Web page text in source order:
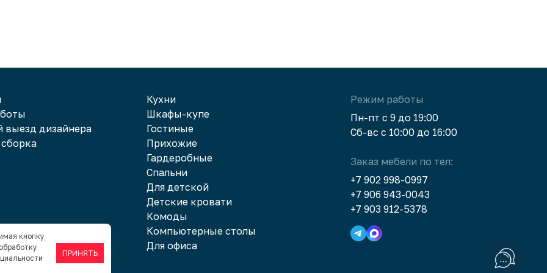
выезд дизайнера
Кухни
Шкафы-купе
Гостиные
Прихожие
Гардеробные
Спальни
Для детской
Детские кровати
Комоды
Компьютерные столы
Для офиса
Режим работы
Пн-пт с 9 до 19:00
Сб-вс с 10:00 до 16:00
Заказ мебели по тел:
+7 902 998-0997
+7 906 943-0043
+7 903 912-5378
кнопку
ПРИНЯТЬ